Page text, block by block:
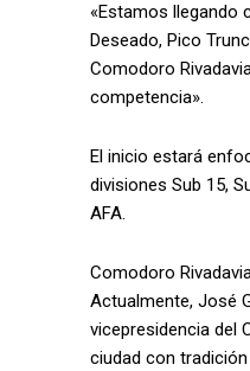
«Estamos llegando
Deseado, Pico
Comodoro
competencia».
El inicio estará
divisiones Sub 15,
AFA.
Comodoro
Actualmente, José
vicepresidencia del
ciudad con